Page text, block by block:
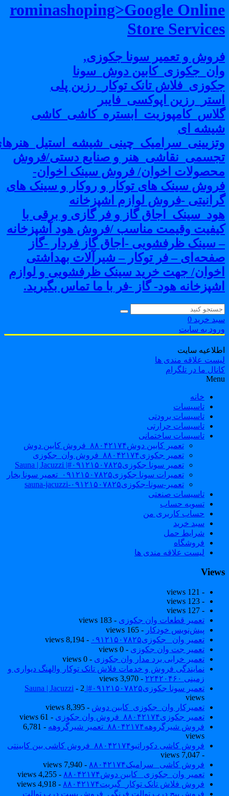
rominashoping>Google
Store
و تعمیر سونا جکوزی,
دوش_سونا
تانک توکار_رزین پلی
اپوکسی_فایبر
ای
و صنایع دستی/فروش
اخوان/ فروش سینک اخوان-
سینک های توکار و روکار و سینک های
-فروش لوازم اشپزخانه
گاز و فر گازی و برقی با
وقیمت مناسب /فروش هود آشپزخانه
سینک ظرفشویی -اجاق گاز فردار -گاز
– فر توکار – شیرآلات بهداشتی
جهت خرید سینک ظرفشویی و لوازم
هود- گاز -فر با ما تماس بگیرید.
خرید 0
به سایت
سایت
علاقه مندی ها
ما در تلگرام
خانه
تاسیسات
تاسیسات برودتی
تاسیسات حرارتی
تاسیسات ساختمانی
تعمیر کابین دوش۸۸۰۴۲۱۷۴_فروش کابین دوش
تعمیر جکوزی۸۸۰۴۲۱۷۴_فروش وان_جکوزی
تعمیر سونا جکوزی۰۹۱۲۱۵۰۷۸۲۵#| Sauna | Jacuzzi
تعمیرات سونا جکوزی۰۹۱۲۱۵۰۷۸۲۵_تعمیر سونا بخار
تعمیر-سونا-جکوزی۰۹۱۲۱۵۰۷۸۲۵-sauna-jacuzzi
تاسیسات صنعتی
تسویه حساب
حساب کاربری من
سبد خرید
شرایط حمل
فروشگاه
لیست علاقه مندی ها
- 121 views
- 123 views
- 127 views
تعمیر قطعات وان جکوزی - 183 views
پیش‌نویس خودکار- 165 views
تعمیر وان _جکوزی۰۹۱۲۱۵۰۷۸۲۵
- 8,194 views
تعمیر جت وان جکوزی - 0 views
تعمیر خرابی برد مدار وان جکوزی - 0 views
نمایندگی فروش و خدمات فلاش تانک توکار والهنگ دیواری و
زمینی ۲۲۴۲۰۴۶۰
- 3,970 views
تعمیر سونا جکوزی۰۹۱۲۱۵۰۷۸۲۵#| Sauna | Jacuzzi
- 2
views
تعمیرکار وان_جکوزی_کابین دوش- 8,395 views
تعمیر جکوزی۸۸۰۴۲۱۷۴_فروش وان جکوزی
- 61 views
فروش شیرگروهه۸۸۰۴۲۱۷۴_تعمیر شیرگروهه
- 6,781
views
فروش کاشی دکوراتیو۸۸۰۴۲۱۷۴_فروش کاشی بین کابینتی
فروش کاشی _سرامیک۸۸۰۴۲۱۷۴
- 7,940 views
تعمیر وان_جکوزی_ کابین دوش۸۸۰۴۲۱۷۴
- 4,255 views
فروش فلاش تانک توکار_گبریت۸۸۰۴۲۱۷۴
- 4,918 views
فروش پیچ درب توالت فرنگی_فروش بست درب توالت